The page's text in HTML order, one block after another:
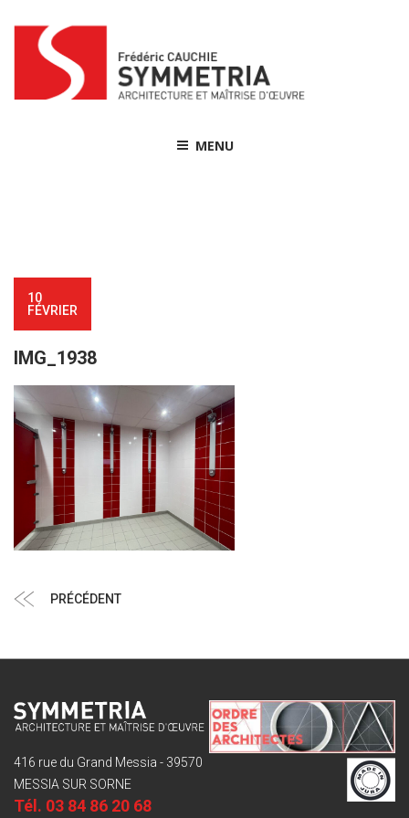
content
MENU
10
FÉVRIER
IMG_1938
de
Article
PRÉCÉDENT
416 rue du Grand Messia - 39570
MESSIA SUR SORNE
Tél. 03 84 86 20 68